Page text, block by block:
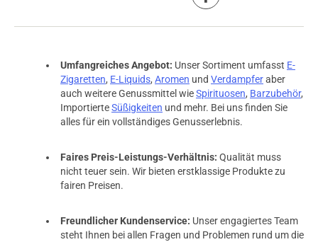
next
Umfangreiches Angebot: Unser Sortiment umfasst E-
Zigaretten, E-Liquids, Aromen und Verdampferaber
auch weitere Genussmittel wieSpirituosen, Barzubehör,
ImportierteSüßigkeiten und mehr. Bei uns finden Sie
alles für ein vollständiges Genusserlebnis.
Faires Preis-Leistungs-Verhältnis: Qualität muss
nicht teuer sein. Wir bieten erstklassige Produkte zu
fairen Preisen.
Freundlicher Kundenservice: Unser engagiertes Team
steht Ihnen bei allen Fragen und Problemen rund um die